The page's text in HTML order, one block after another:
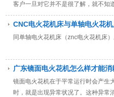
客户一旦对它并不是很了解，就不知
花成型机作业不平稳怎么解决？
CNC电火花机床与单轴电火花
同单轴电火花机床（znc电火花机床
广东镜面电火花机怎么样才能消
镜面电火花机在于平常运行时会产生
时，就是出现异常状况了。这种异常